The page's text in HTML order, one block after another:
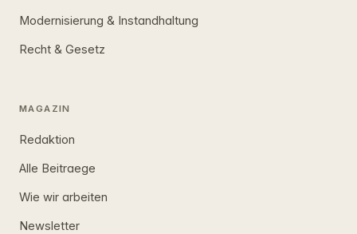
Modernisierung & Instandhaltung
Recht & Gesetz
MAGAZIN
Redaktion
Alle Beitraege
Wie wir arbeiten
Newsletter